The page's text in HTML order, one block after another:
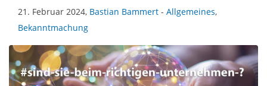
21. Februar 2024, Bastian Bammert - Allgemeines,
Bekanntmachung